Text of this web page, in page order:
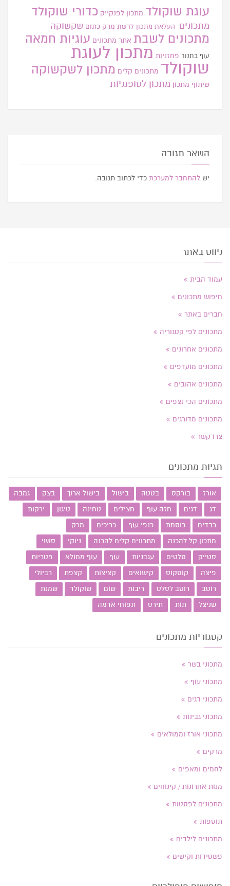
עוגת שוקולד מתכון לפנקייק כדורי שוקולד
מתכונים העלאת מתכון לרשת מרק כתום שקשוקה
מתכונים לשבת אתר מתכונים עוגיות חמאה
עוף בתנור פחזניות מתכון לעוגת
שוקולד מתכונים קלים מתכון לשקשוקה
שיתוף מתכון מתכון לסופגניות
השאר תגובה
יש להתחבר למערכת כדי לכתוב תגובה.
ניווט באתר
עמוד הבית
חיפוש מתכונים
חברים באתר
מתכונים לפי קטגוריה
מתכונים אחרונים
מתכונים מועדפים
מתכונים אהובים
מתכונים הכי נצפים
מתכונים מדורגים
צרו קשר
תגיות מתכונים
אורז בורקס בטטה בישול בישול ארוך בצק
גמבה
דג
דגים חזה עוף חצילים טחינה טיגון
ירקות
כבדים
כוסמת כנפי עוף כריכים
מרק
מתכון קל להכנה
מתכונים קלים להכנה ניוקי
סושי
סטייק
סלטים עגבניות עוף עוף ממולא
פטריות
פיצה
קוסקוס קישואים קציצות קצפת
רביולי
רוטב
רוטב לסלט ריבות שום שוקולד
שמנת
שניצל
תות תירס תפוחי אדמה
קטגוריות מתכונים
מתכוני בשר
מתכוני עוף
מתכוני דגים
מתכוני גבינות
מתכוני אורז וממולאים
מרקים
לחמים ומאפים
מנות אחרונות / קינוחים
מתכונים לפסטות
תוספות
מתכונים לילדים
פשטידות וקישים